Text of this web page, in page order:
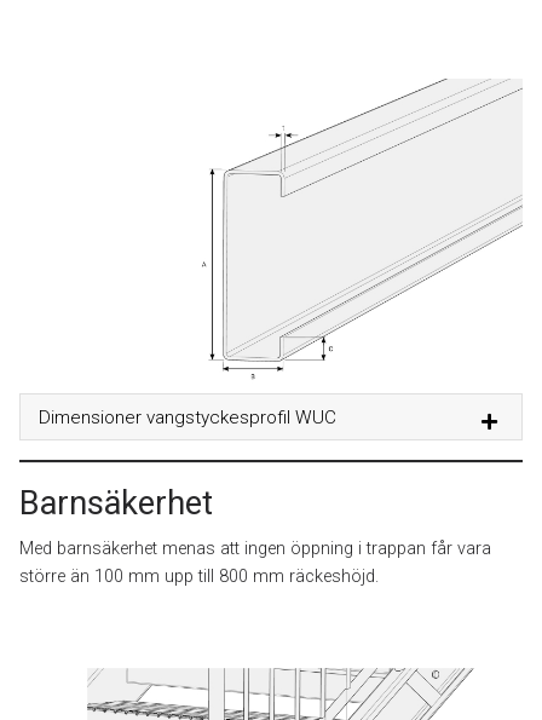
Dimensioner vangstyckesprofil WUC
Barnsäkerhet
Med barnsäkerhet menas att ingen öppning i trappan får vara
större än 100 mm upp till 800 mm räckeshöjd.